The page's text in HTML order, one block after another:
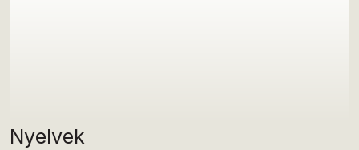
Nyelvek